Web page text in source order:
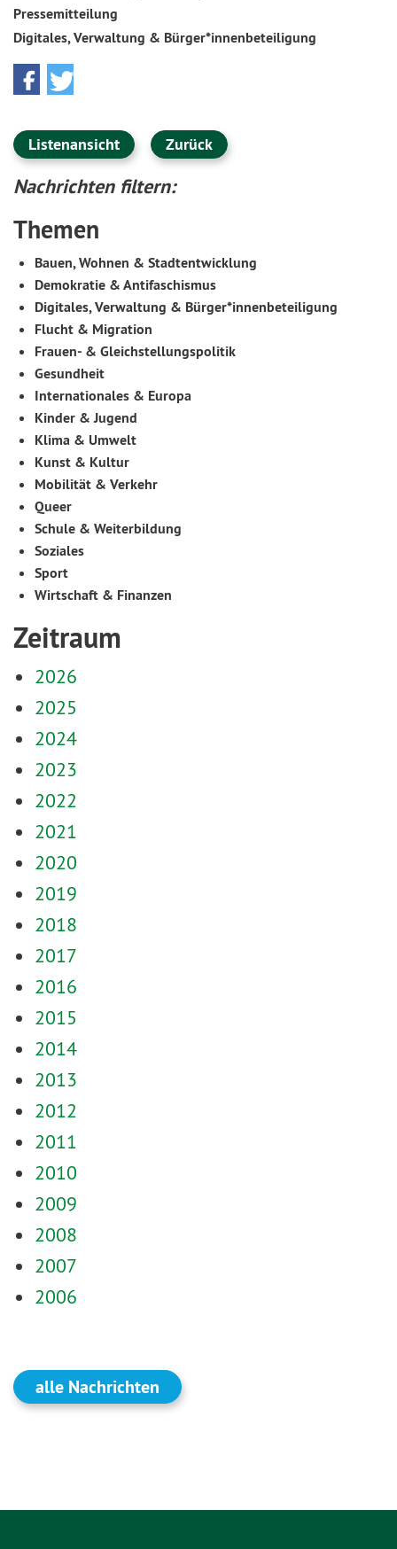
Pressemitteilung
Digitales, Verwaltung & Bürger*innenbeteiligung
Listenansicht Zurück
Nachrichten filtern:
Themen
Bauen, Wohnen & Stadtentwicklung
Demokratie & Antifaschismus
Digitales, Verwaltung & Bürger*innenbeteiligung
Flucht & Migration
Frauen- & Gleichstellungspolitik
Gesundheit
Internationales & Europa
Kinder & Jugend
Klima & Umwelt
Kunst & Kultur
Mobilität & Verkehr
Queer
Schule & Weiterbildung
Soziales
Sport
Wirtschaft & Finanzen
Zeitraum
2026
2025
2024
2023
2022
2021
2020
2019
2018
2017
2016
2015
2014
2013
2012
2011
2010
2009
2008
2007
2006
alle Nachrichten